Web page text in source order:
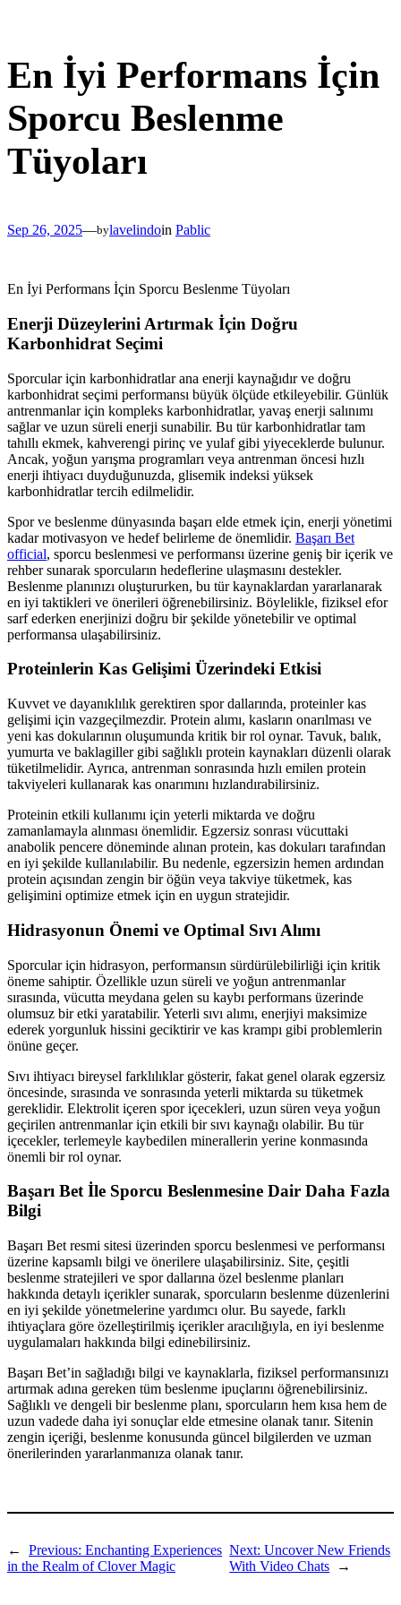
En İyi Performans İçin
Sporcu Beslenme
Tüyoları
Sep 26, 2025—bylavelindoin Pablic
En İyi Performans İçin Sporcu Beslenme Tüyoları
Enerji Düzeylerini Artırmak İçin Doğru
Karbonhidrat Seçimi
Sporcular için karbonhidratlar ana enerji kaynağıdır ve doğru
karbonhidrat seçimi performansı büyük ölçüde etkileyebilir. Günlük
antrenmanlar için kompleks karbonhidratlar, yavaş enerji salınımı
sağlar ve uzun süreli enerji sunabilir. Bu tür karbonhidratlar tam
tahıllı ekmek, kahverengi pirinç ve yulaf gibi yiyeceklerde bulunur.
Ancak, yoğun yarışma programları veya antrenman öncesi hızlı
enerji ihtiyacı duyduğunuzda, glisemik indeksi yüksek
karbonhidratlar tercih edilmelidir.
Spor ve beslenme dünyasında başarı elde etmek için, enerji yönetimi
kadar motivasyon ve hedef belirleme de önemlidir. Başarı Bet
official, sporcu beslenmesi ve performansı üzerine geniş bir içerik ve
rehber sunarak sporcuların hedeflerine ulaşmasını destekler.
Beslenme planınızı oluştururken, bu tür kaynaklardan yararlanarak
en iyi taktikleri ve önerileri öğrenebilirsiniz. Böylelikle, fiziksel efor
sarf ederken enerjinizi doğru bir şekilde yönetebilir ve optimal
performansa ulaşabilirsiniz.
Proteinlerin Kas Gelişimi Üzerindeki Etkisi
Kuvvet ve dayanıklılık gerektiren spor dallarında, proteinler kas
gelişimi için vazgeçilmezdir. Protein alımı, kasların onarılması ve
yeni kas dokularının oluşumunda kritik bir rol oynar. Tavuk, balık,
yumurta ve baklagiller gibi sağlıklı protein kaynakları düzenli olarak
tüketilmelidir. Ayrıca, antrenman sonrasında hızlı emilen protein
takviyeleri kullanarak kas onarımını hızlandırabilirsiniz.
Proteinin etkili kullanımı için yeterli miktarda ve doğru
zamanlamayla alınması önemlidir. Egzersiz sonrası vücuttaki
anabolik pencere döneminde alınan protein, kas dokuları tarafından
en iyi şekilde kullanılabilir. Bu nedenle, egzersizin hemen ardından
protein açısından zengin bir öğün veya takviye tüketmek, kas
gelişimini optimize etmek için en uygun stratejidir.
Hidrasyonun Önemi ve Optimal Sıvı Alımı
Sporcular için hidrasyon, performansın sürdürülebilirliği için kritik
öneme sahiptir. Özellikle uzun süreli ve yoğun antrenmanlar
sırasında, vücutta meydana gelen su kaybı performans üzerinde
olumsuz bir etki yaratabilir. Yeterli sıvı alımı, enerjiyi maksimize
ederek yorgunluk hissini geciktirir ve kas krampı gibi problemlerin
önüne geçer.
Sıvı ihtiyacı bireysel farklılıklar gösterir, fakat genel olarak egzersiz
öncesinde, sırasında ve sonrasında yeterli miktarda su tüketmek
gereklidir. Elektrolit içeren spor içecekleri, uzun süren veya yoğun
geçirilen antrenmanlar için etkili bir sıvı kaynağı olabilir. Bu tür
içecekler, terlemeyle kaybedilen minerallerin yerine konmasında
önemli bir rol oynar.
Başarı Bet İle Sporcu Beslenmesine Dair Daha Fazla
Bilgi
Başarı Bet resmi sitesi üzerinden sporcu beslenmesi ve performansı
üzerine kapsamlı bilgi ve önerilere ulaşabilirsiniz. Site, çeşitli
beslenme stratejileri ve spor dallarına özel beslenme planları
hakkında detaylı içerikler sunarak, sporcuların beslenme düzenlerini
en iyi şekilde yönetmelerine yardımcı olur. Bu sayede, farklı
ihtiyaçlara göre özelleştirilmiş içerikler aracılığıyla, en iyi beslenme
uygulamaları hakkında bilgi edinebilirsiniz.
Başarı Bet’in sağladığı bilgi ve kaynaklarla, fiziksel performansınızı
artırmak adına gereken tüm beslenme ipuçlarını öğrenebilirsiniz.
Sağlıklı ve dengeli bir beslenme planı, sporcuların hem kısa hem de
uzun vadede daha iyi sonuçlar elde etmesine olanak tanır. Sitenin
zengin içeriği, beslenme konusunda güncel bilgilerden ve uzman
önerilerinden yararlanmanıza olanak tanır.
← Previous: Enchanting Experiences
in the Realm of Clover Magic
Next:Uncover New Friends
With Video Chats
→